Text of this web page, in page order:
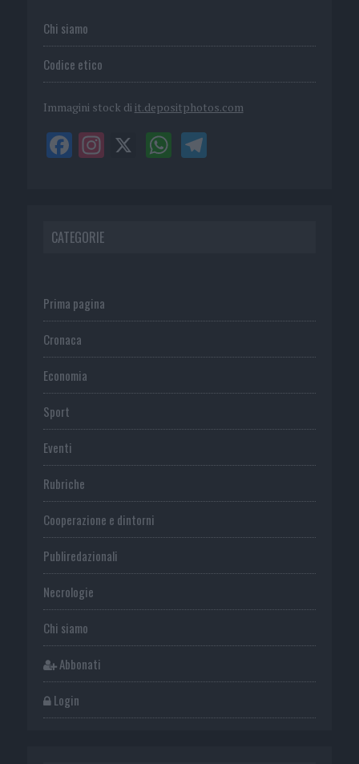
Chi siamo
Codice etico
Immagini stock di it.depositphotos.com
CATEGORIE
Prima pagina
Cronaca
Economia
Sport
Eventi
Rubriche
Cooperazione e dintorni
Publiredazionali
Necrologie
Chi siamo
Abbonati
Login